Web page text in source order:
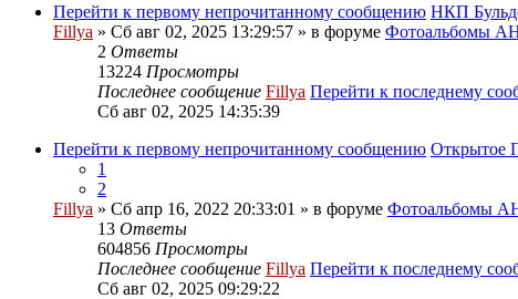
Перейти к первому непрочитанному сообщению НКП
Fillya » Сб авг 02, 2025 13:29:57 » в форуме Фотоальбомы
2 Ответы
13224 Просмотры
Последнее сообщение Fillya Перейти к последнему
Сб авг 02, 2025 14:35:39
Перейти к первому непрочитанному сообщению Открытое
1
2
Fillya » Сб апр 16, 2022 20:33:01 » в форуме Фотоальбомы
13 Ответы
604856 Просмотры
Последнее сообщение Fillya Перейти к последнему
Сб авг 02, 2025 09:29:22